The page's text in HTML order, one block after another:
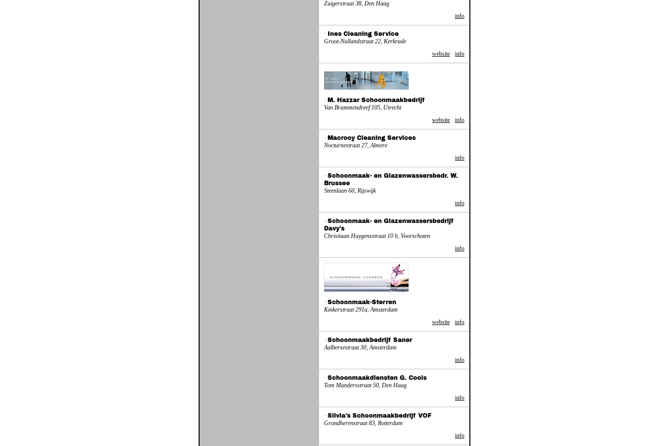
Zuigerstraat 38, Den Haag
info
·
Ines Cleaning Service
Groot-Nullandstraat 22, Kerkrade
website
info
· M. Hazzar Schoonmaakbedrijf
Van Brammendreef 105, Utrecht
website
info
· Macrooy Cleaning Services
Nocturnestraat 27, Almere
info
· Schoonmaak- en Glazenwassersbedr. W.
Brussee
Steenlaan 60, Rijswijk
info
· Schoonmaak- en Glazenwassersbedrijf
Davy's
Christiaan Huygensstraat 10 b, Voorschoten
info
· Schoonmaak-Sterren
Kinkerstraat 291a, Amsterdam
website
info
· Schoonmaakbedrijf Saner
Aalbersestraat 30, Amsterdam
info
· Schoonmaakdiensten G. Cools
Tom Mandersstraat 50, Den Haag
info
· Silvia's Schoonmaakbedrijf VOF
Grondherenstraat 83, Rotterdam
info